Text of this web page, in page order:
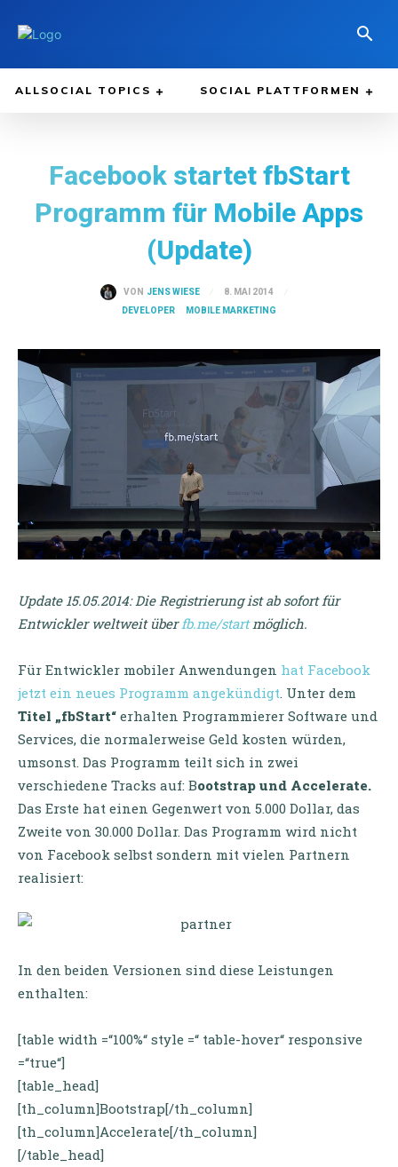
ALLSOCIAL TOPICS SOCIAL PLATTFORMEN
Facebook startet fbStart
Programm für Mobile Apps
(Update)
VON JENS WIESE
8. MAI 2014
DEVELOPER
MOBILE MARKETING
Update 15.05.2014: Die Registrierung ist ab sofort für
Entwickler weltweit überfb.me/startmöglich.
Für Entwickler mobiler Anwendungen hat Facebook
jetzt ein neues Programm angekündigt. Unter dem
Titel „fbStart“ erhalten Programmierer Software und
Services, die normalerweise Geld kosten würden,
umsonst. Das Programm teilt sich in zwei
verschiedene Tracks auf: Bootstrap und Accelerate.
Das Erste hat einen Gegenwert von 5.000 Dollar, das
Zweite von 30.000 Dollar. Das Programm wird nicht
von Facebook selbst sondern mit vielen Partnern
realisiert:
In den beiden Versionen sind diese Leistungen
enthalten:
[table width =“100%“ style =“ table-hover“ responsive
=“true“]
[table_head]
[th_column]Bootstrap[/th_column]
[th_column]Accelerate[/th_column]
[/table_head]